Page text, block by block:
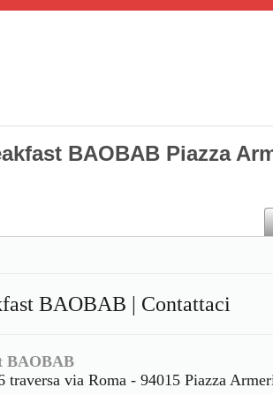
BAOBAB Piazza
BAOBAB | Contattaci
BAOBAB
traversa via Roma - 94015 Piazza